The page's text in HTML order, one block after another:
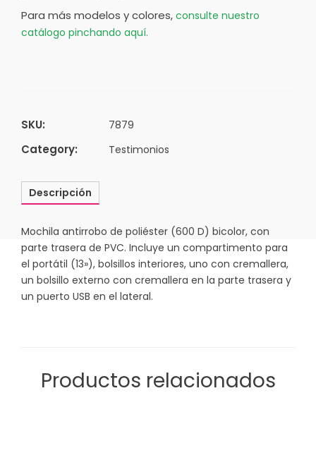
Para más modelos y colores, consulte nuestro
catálogo pinchando aquí.
SKU: 7879
Category: Testimonios
Descripción
Mochila antirrobo de poliéster (600 D) bicolor, con
parte trasera de PVC. Incluye un compartimento para
el portátil (13»), bolsillos interiores, uno con cremallera,
un bolsillo externo con cremallera en la parte trasera y
un puerto USB en el lateral.
Productos relacionados